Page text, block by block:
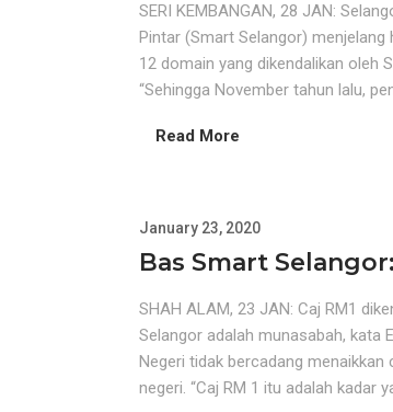
SERI KEMBANGAN, 28 JAN:
Pintar (Smart Selangor) menjelang
12 domain yang dikendalikan oleh
“Sehingga November tahun lalu,
Read More
January 23, 2020
Bas Smart
SHAH ALAM, 23 JAN: Caj RM1
Selangor adalah munasabah, kata
Negeri tidak bercadang
negeri. “Caj RM 1 itu adalah kadar